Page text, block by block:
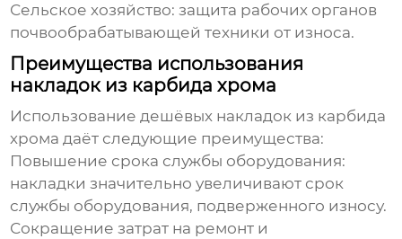
Сельское хозяйство: защита рабочих органов
почвообрабатывающей техники от износа.
Преимущества использования
накладок из карбида хрома
Использованиедешёвых накладок из карбида
хрома даёт следующие преимущества:
Повышение срока службы оборудования:
накладки значительно увеличивают срок
службы оборудования, подверженного износу.
Сокращение затрат на ремонт и